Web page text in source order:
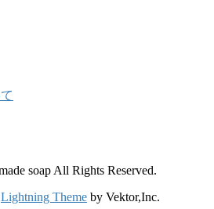
soap All Rights Reserved.
Lightning Theme by Vektor,Inc.